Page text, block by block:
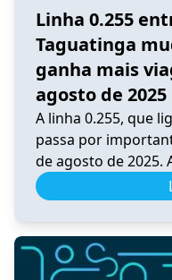
Linha 0.255
Taguatinga
ganha mais
agosto de 2025
A linha 0.255, que
passa por
de agosto de 2025.
integração, a
usuários do
convertida em
DF-001, Pistão Sul,